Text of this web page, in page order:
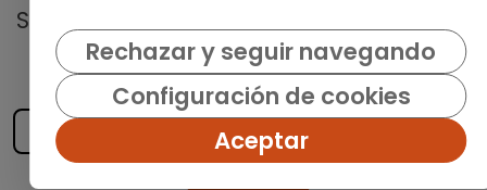
Suscríbete a nuestro
recibe las últimas ofertas y noticias
publicadas
Rechazar y seguir navegando
Configuración de cookies
Aceptar